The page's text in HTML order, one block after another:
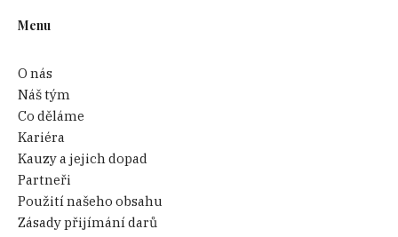
Menu
O nás
Náš tým
Co děláme
Kariéra
Kauzy a jejich dopad
Partneři
Použití našeho obsahu
Zásady přijímání darů